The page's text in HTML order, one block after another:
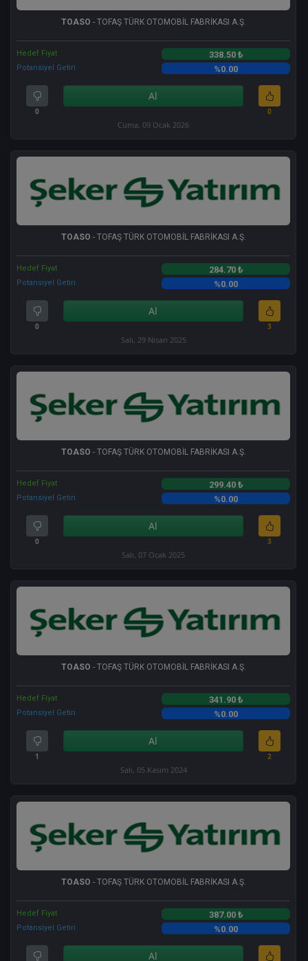
TOASO - TOFAŞ TÜRK OTOMOBİL FABRİKASI A.Ş.
Hedef Fiyat 338.50 ₺
Potansiyel Getiri %0.00
0
Al
0
Cuma, 09 Ocak 2026
TOASO - TOFAŞ TÜRK OTOMOBİL FABRİKASI A.Ş.
Hedef Fiyat 284.70 ₺
Potansiyel Getiri %0.00
0
Al
3
Salı, 29 Nisan 2025
TOASO - TOFAŞ TÜRK OTOMOBİL FABRİKASI A.Ş.
Hedef Fiyat 299.40 ₺
Potansiyel Getiri %0.00
0
Al
3
Salı, 07 Ocak 2025
TOASO - TOFAŞ TÜRK OTOMOBİL FABRİKASI A.Ş.
Hedef Fiyat 341.90 ₺
Potansiyel Getiri %0.00
1
Al
2
Salı, 05 Kasım 2024
TOASO - TOFAŞ TÜRK OTOMOBİL FABRİKASI A.Ş.
Hedef Fiyat 387.00 ₺
Potansiyel Getiri %0.00
Al